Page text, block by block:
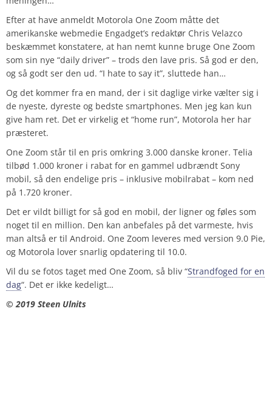
Efter at have anmeldt Motorola One Zoom måtte det
amerikanske webmedie Engadget’s redaktør Chris Velazco
beskæmmet konstatere, at han nemt kunne bruge One Zoom
som sin nye “daily driver” – trods den lave pris. Så god er den,
og så godt ser den ud. “I hate to say it”, sluttede han…
Og det kommer fra en mand, der i sit daglige virke vælter sig i
de nyeste, dyreste og bedste smartphones. Men jeg kan kun
give ham ret. Det er virkelig et “home run”, Motorola her har
præsteret.
One Zoom står til en pris omkring 3.000 danske kroner. Telia
tilbød 1.000 kroner i rabat for en gammel udbrændt Sony
mobil, så den endelige pris – inklusive mobilrabat – kom ned
på 1.720 kroner.
Det er vildt billigt for så god en mobil, der ligner og føles som
noget til en million. Den kan anbefales på det varmeste, hvis
man altså er til Android. One Zoom leveres med version 9.0 Pie,
og Motorola lover snarlig opdatering til 10.0.
Vil du se fotos taget med One Zoom, så bliv “Strandfoged for en
dag“. Det er ikke kedeligt…
© 2019 Steen Ulnits